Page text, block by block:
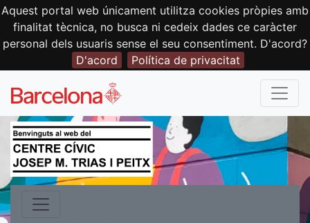
Aquest portal web únicament utilitza cookies pròpies amb
finalitat tècnica, no busca ni cedeix dades ce caràcter
personal dels usuaris sense el seu consentiment. D'acord?
D'acord
Política de privacitat